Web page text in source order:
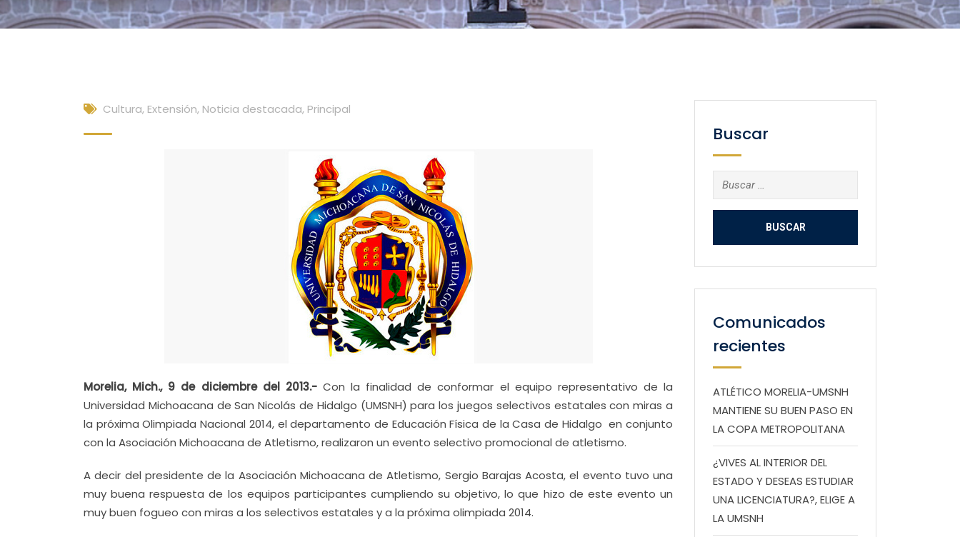
Cultura, Extensión, Noticia destacada, Principal
Morelia, Mich., 9 de diciembre del 2013.- Con la finalidad de conformar el equipo representativo de la
Universidad Michoacana de San Nicolás de Hidalgo (UMSNH) para los juegos selectivos estatales con miras a
la próxima Olimpiada Nacional 2014, el departamento de Educación Física de la Casa de Hidalgo en conjunto
con la Asociación Michoacana de Atletismo, realizaron un evento selectivo promocional de atletismo.
A decir del presidente de la Asociación Michoacana de Atletismo, Sergio Barajas Acosta, el evento tuvo una
muy buena respuesta de los equipos participantes cumpliendo su objetivo, lo que hizo de este evento un
muy buen fogueo con miras a los selectivos estatales y a la próxima olimpiada 2014.
Buscar
Buscar:
Comunicados
recientes
ATLÉTICO MORELIA-UMSNH
MANTIENE SU BUEN PASO EN
LA COPA METROPOLITANA
¿VIVES AL INTERIOR DEL
ESTADO Y DESEAS ESTUDIAR
UNA LICENCIATURA?, ELIGE A
LA UMSNH